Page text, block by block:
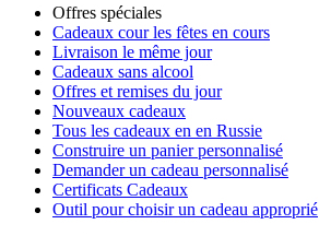
Offres spéciales
Cadeaux cour les fêtes en cours
Livraison le même jour
Cadeaux sans alcool
Offres et remises du jour
Nouveaux cadeaux
Tous les cadeaux en en Russie
Construire un panier personnalisé
Demander un cadeau personnalisé
Certificats Cadeaux
Outil pour choisir un cadeau approprié